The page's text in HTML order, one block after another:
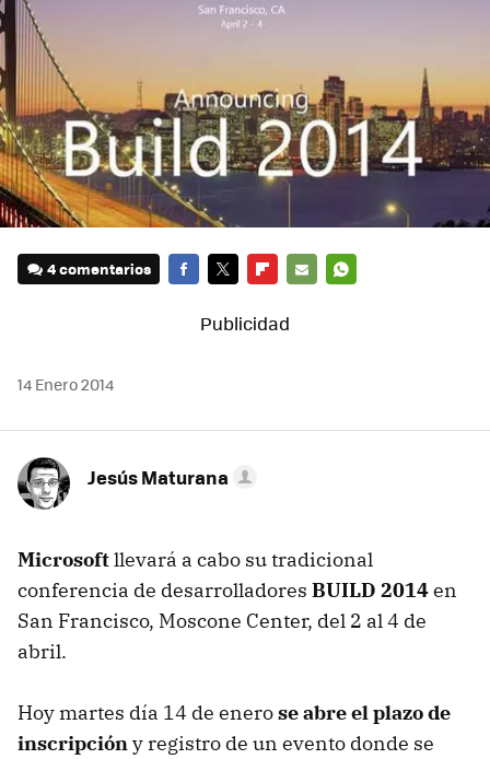
4 comentarios
MAIL
14 Enero 2014
Jesús Maturana
Microsoftllevará a cabo su tradicional
conferencia de desarrolladores BUILD 2014en
San Francisco, Moscone Center, del 2 al 4 de
abril.
Hoy martes día 14 de enerose abre el plazo de
inscripcióny registro de un evento donde se